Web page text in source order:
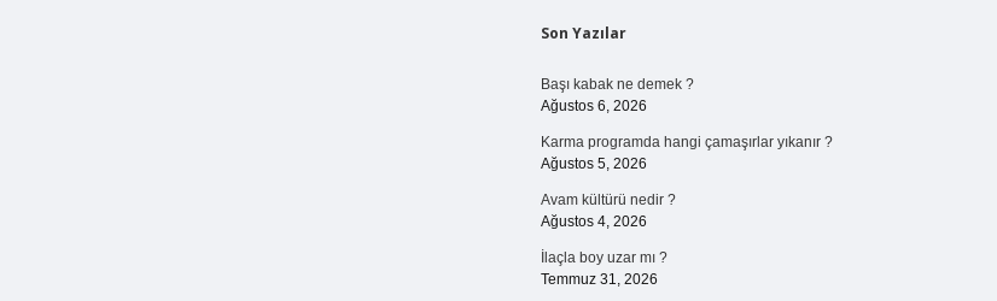
Sidebar
Son Yazılar
Başı kabak ne demek ?
Ağustos 6, 2026
Karma programda hangi çamaşırlar yıkanır ?
Ağustos 5, 2026
Avam kültürü nedir ?
Ağustos 4, 2026
İlaçla boy uzar mı ?
Temmuz 31, 2026